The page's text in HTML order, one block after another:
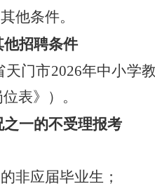
他条件。
他招聘条件
天门市2026年中小学
位表》） 。
之一的不受理报考
非应届毕业生；